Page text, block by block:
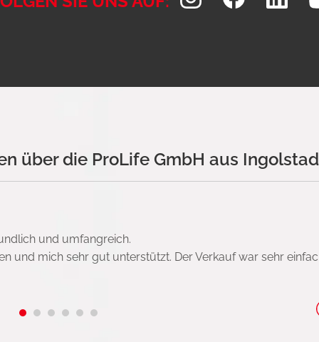
über die ProLife GmbH aus
und umfangreich.
und mich sehr gut unterstützt. Der Verkauf war sehr